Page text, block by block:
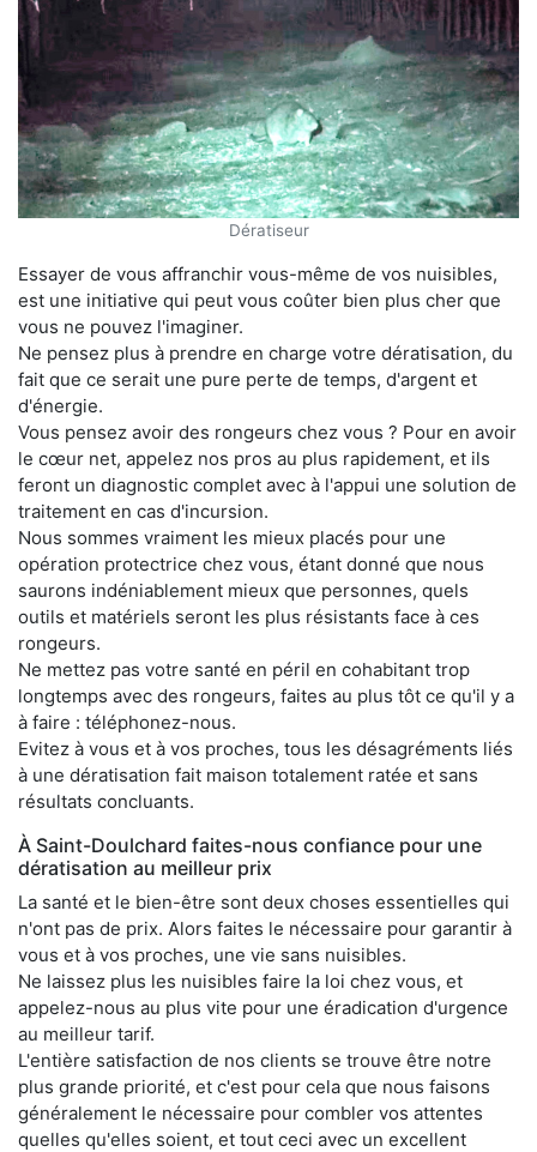
Dératiseur
Essayer de vous affranchir vous-même de vos nuisibles,
est une initiative qui peut vous coûter bien plus cher que
vous ne pouvez l'imaginer.
Ne pensez plus à prendre en charge votre dératisation, du
fait que ce serait une pure perte de temps, d'argent et
d'énergie.
Vous pensez avoir des rongeurs chez vous ? Pour en avoir
le cœur net, appelez nos pros au plus rapidement, et ils
feront un diagnostic complet avec à l'appui une solution de
traitement en cas d'incursion.
Nous sommes vraiment les mieux placés pour une
opération protectrice chez vous, étant donné que nous
saurons indéniablement mieux que personnes, quels
outils et matériels seront les plus résistants face à ces
rongeurs.
Ne mettez pas votre santé en péril en cohabitant trop
longtemps avec des rongeurs, faites au plus tôt ce qu'il y a
à faire : téléphonez-nous.
Evitez à vous et à vos proches, tous les désagréments liés
à une dératisation fait maison totalement ratée et sans
résultats concluants.
À Saint-Doulchard faites-nous confiance pour une
dératisation au meilleur prix
La santé et le bien-être sont deux choses essentielles qui
n'ont pas de prix. Alors faites le nécessaire pour garantir à
vous et à vos proches, une vie sans nuisibles.
Ne laissez plus les nuisibles faire la loi chez vous, et
appelez-nous au plus vite pour une éradication d'urgence
au meilleur tarif.
L'entière satisfaction de nos clients se trouve être notre
plus grande priorité, et c'est pour cela que nous faisons
généralement le nécessaire pour combler vos attentes
quelles qu'elles soient, et tout ceci avec un excellent